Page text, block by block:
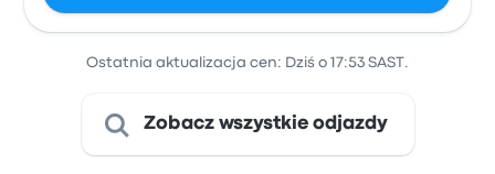
Ostatnia aktualizacja cen: Dziś o 17:53 SAST.
Zobacz wszystkie odjazdy